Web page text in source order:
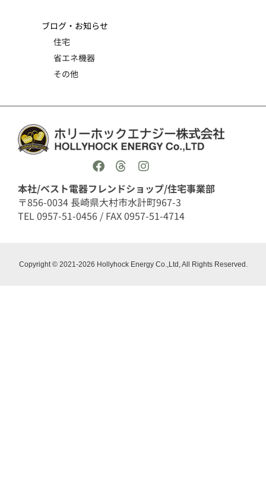
ブログ・お知らせ
住宅
省エネ機器
その他
本社/ベスト電器フレンドショップ/住宅事業部
〒856-0034 長崎県大村市水計町967-3
TEL 0957-51-0456 / FAX 0957-51-4714
Copyright © 2021-2026 Hollyhock Energy Co.,Ltd, All Rights Reserved.